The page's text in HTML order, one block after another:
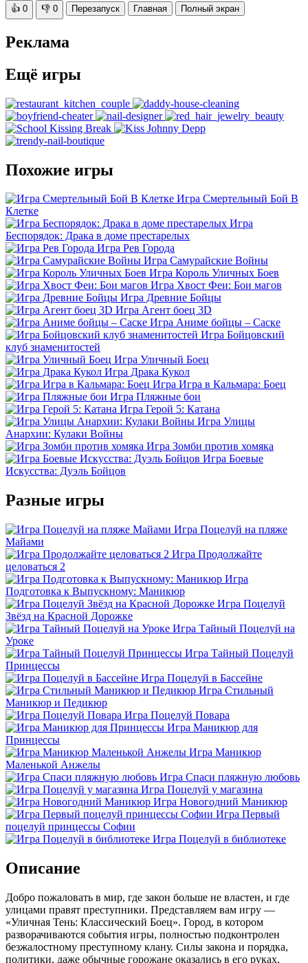
👍 0 👎 0 Перезапуск Главная Полный экран
Реклама
Ещё игры
Похожие игры
Игра Смертельный Бой В
Клетке
Игра
Беспорядок: Драка в доме престарелых
Игра Рев Города
Игра Самурайские Войны
Игра Король Уличных Боев
Игра Хвост Феи: Бои магов
Игра Древние Бойцы
Игра Агент боец 3D
Игра Аниме бойцы – Саске
Игра Бойцовский
клуб знаменитостей
Игра Уличный Боец
Игра Драка Кукол
Игра Игра в Кальмара: Боец
Игра Пляжные бои
Игра Герой 5: Катана
Игра Улицы
Анархии: Кулаки Войны
Игра Зомби против хомяка
Игра Боевые
Искусства: Дуэль Бойцов
Разные игры
Игра Поцелуй на пляже
Майами
Игра Продолжайте
целоваться 2
Игра
Подготовка к Выпускному: Маникюр
Игра Поцелуй
Звёзд на Красной Дорожке
Игра Тайный Поцелуй на
Уроке
Игра Тайный Поцелуй
Принцессы
Игра Поцелуй в Бассейне
Игра Стильный
Маникюр и Педикюр
Игра Поцелуй Повара
Игра Маникюр для
Принцессы
Игра Маникюр
Маленькой Анжелы
Игра Спаси пляжную любовь
Игра Поцелуй у магазина
Игра Новогодний Маникюр
Игра Первый
поцелуй принцессы Софии
Игра Поцелуй в библиотеке
Описание
Добро пожаловать в мир, где закон больше не властен, и где
улицами правят преступники. Представляем вам игру —
«Уличная Тень: Классический Боец». Город, в котором
разворачиваются события игры, полностью подконтролен
безжалостному преступному клану. Силы закона и порядка,
политики, даже обычные горожане оказались в его руках,